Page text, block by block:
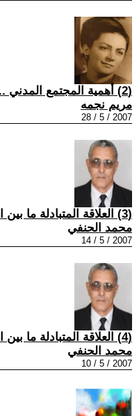
(2) أهمية المجتمع المدني .. ضرورة تفعيله وتنشيطه وحمايته - 2
مريم نجمه
2007 / 5 / 28
(3) العلاقة المتبادلة ما بين الأحزاب السياسية، والمنظمات النقابية، والجماهيرية.....9 والأخيرة
محمد الحنفي
2007 / 5 / 14
(4) العلاقة المتبادلة ما بين الأحزاب السياسية، والمنظمات النقابية، والجماهيرية.....8
محمد الحنفي
2007 / 5 / 10